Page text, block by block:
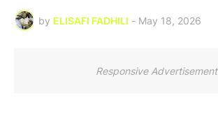
by ELISAFI FADHILI - May 18, 2026
Responsive Advertisement